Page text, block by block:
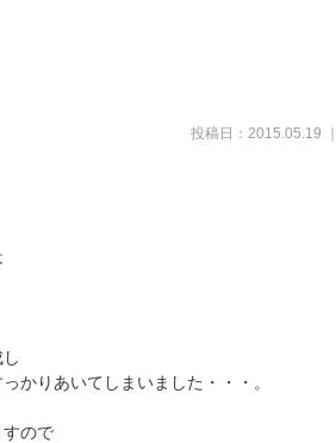
投稿日：2015.05.19 ｜
かりあいてしまいました・・・。
ので